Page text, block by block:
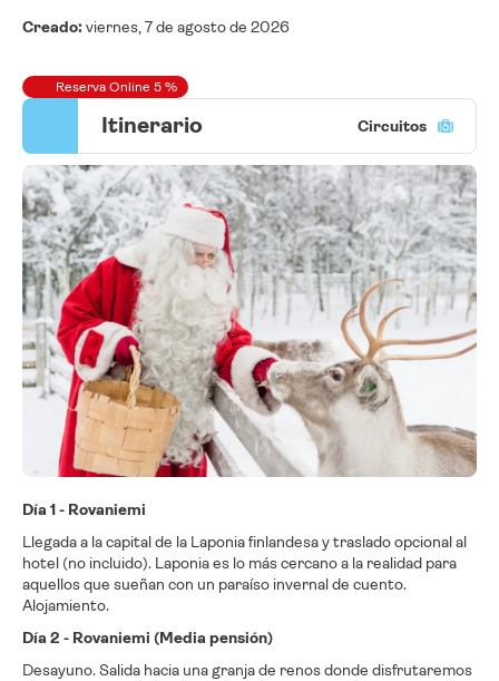
Creado:viernes, 7 de agosto de 2026
Reserva Online 5 %
Itinerario Circuitos
Día 1 - Rovaniemi
Llegada a la capital de la Laponia finlandesa y traslado opcional al
hotel (no incluido). Laponia es lo más cercano a la realidad para
aquellos que sueñan con un paraíso invernal de cuento.
Alojamiento.
Día 2 - Rovaniemi (Media pensión)
Desayuno. Salida hacia una granja de renos donde disfrutaremos